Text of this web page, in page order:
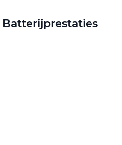
Batterijprestaties